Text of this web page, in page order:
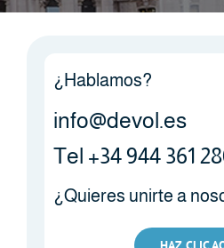
¿Hablamos?
info@devol.es
Tel +34 944 361
¿Quieres unirte a